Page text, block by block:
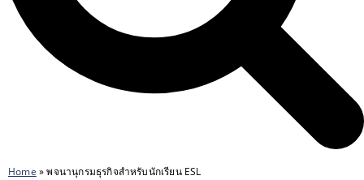
Home »พจนานุกรมธุรกิจสำหรับนักเรียน ESL